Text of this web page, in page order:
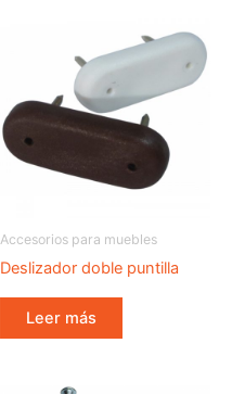
Accesorios para muebles
Deslizador doble puntilla
Leer más